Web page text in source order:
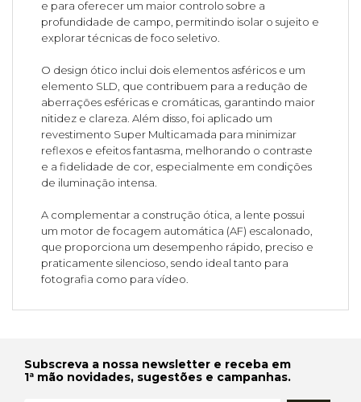
e para oferecer um maior controlo sobre a
profundidade de campo, permitindo isolar o sujeito e
explorar técnicas de foco seletivo.
O design ótico inclui dois elementos asféricos e um
elemento SLD, que contribuem para a redução de
aberrações esféricas e cromáticas, garantindo maior
nitidez e clareza. Além disso, foi aplicado um
revestimento Super Multicamada para minimizar
reflexos e efeitos fantasma, melhorando o contraste
e a fidelidade de cor, especialmente em condições
de iluminação intensa.
A complementar a construção ótica, a lente possui
um motor de focagem automática (AF) escalonado,
que proporciona um desempenho rápido, preciso e
praticamente silencioso, sendo ideal tanto para
fotografia como para vídeo.
Subscreva a nossa newsletter e receba em
1ª mão novidades, sugestões e campanhas.